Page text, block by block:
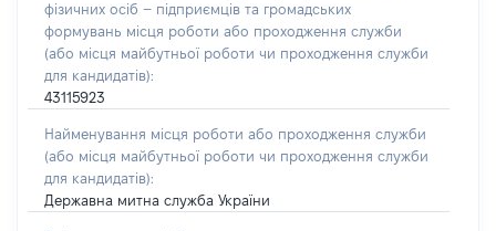
фізичних осіб – підприємців та громадських
формувань місця роботи або проходження служби
(або місця майбутньої роботи чи проходження служби
для кандидатів):
43115923
Найменування місця роботи або проходження служби
(або місця майбутньої роботи чи проходження служби
для кандидатів):
Державна митна служба України